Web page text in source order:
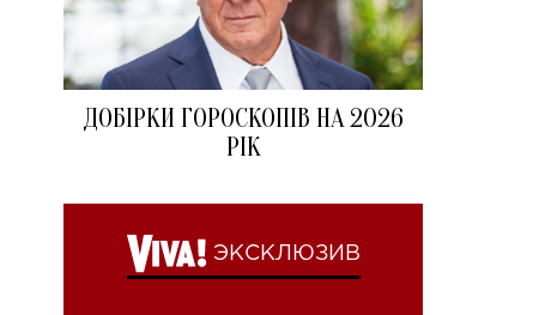
ДОБІРКИ ГОРОСКОПІВ НА 2026
РІК
ЭКСКЛЮЗИВ